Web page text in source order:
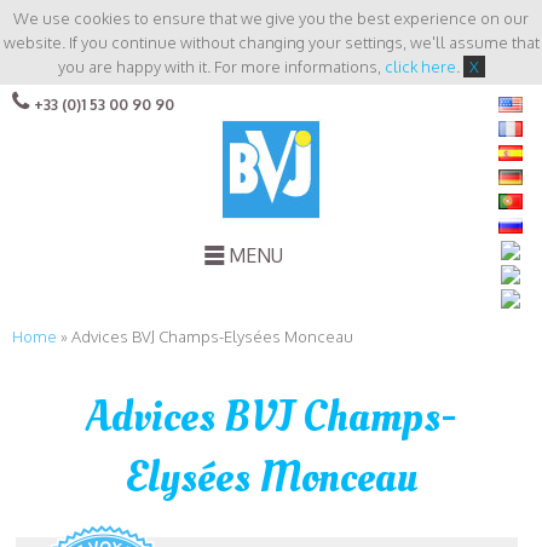
We use cookies to ensure that we give you the best experience on our
website. If you continue without changing your settings, we'll assume that
you are happy with it. For more informations, click here X
+33 (0)1 53 00 90 90
MENU
Home »Advices BVJ Champs-Elysées Monceau
Advices BVJ Champs-
Elysées Monceau